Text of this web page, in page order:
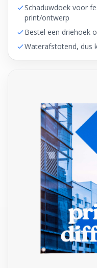
Schaduwdoek voor
print/ontwerp
Bestel een driehoek
Waterafstotend, dus